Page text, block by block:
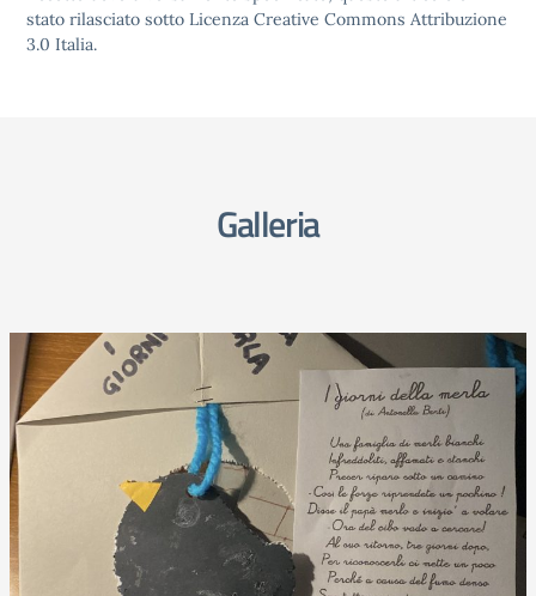
stato rilasciato sotto Licenza Creative Commons Attribuzione
3.0 Italia.
Galleria